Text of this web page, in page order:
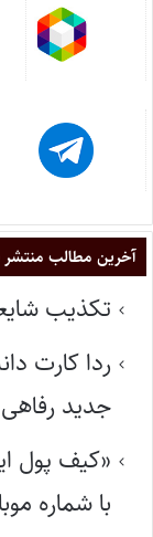
آخرین مطالب منتشر
تکذیب
ردا کارت
جدید رفاهی
«کیف پول
با شماره